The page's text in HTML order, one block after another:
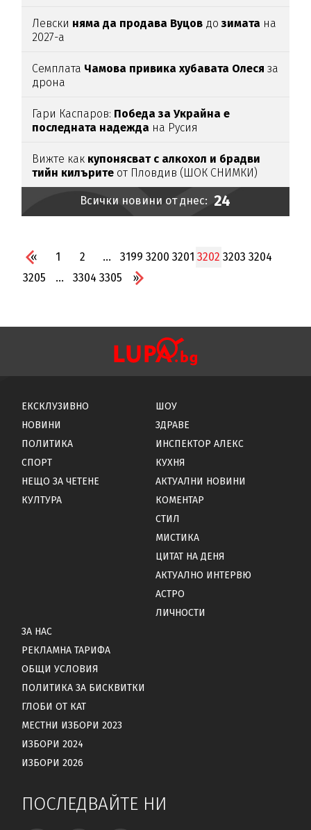
Левски няма да продава Вуцов дозимата на
2027-а
Семплата Чамова привика хубавата Олеся за
дрона
Гари Каспаров: Победа за Украйна е
последната надежда на Русия
Вижте как купонясват с алкохол и брадви
тийн килърите от Пловдив (ШОК СНИМКИ)
Всички новини от днес: 24
« 1 2 ... 3199 3200 3201 3202 3203 3204
3205
... 3304 3305 »
ЕКСКЛУЗИВНО
НОВИНИ
ПОЛИТИКА
СПОРТ
НЕЩО ЗА ЧЕТЕНЕ
КУЛТУРА
ШОУ
ЗДРАВЕ
ИНСПЕКТОР АЛЕКС
КУХНЯ
АКТУАЛНИ НОВИНИ
КОМЕНТАР
СТИЛ
МИСТИКА
ЦИТАТ НА ДЕНЯ
АКТУАЛНО ИНТЕРВЮ
АСТРО
ЛИЧНОСТИ
ЗА НАС
РЕКЛАМНА ТАРИФА
ОБЩИ УСЛОВИЯ
ПОЛИТИКА ЗА БИСКВИТКИ
ГЛОБИ ОТ КАТ
МЕСТНИ ИЗБОРИ 2023
ИЗБОРИ 2024
ИЗБОРИ 2026
ПОСЛЕДВАЙТЕ НИ